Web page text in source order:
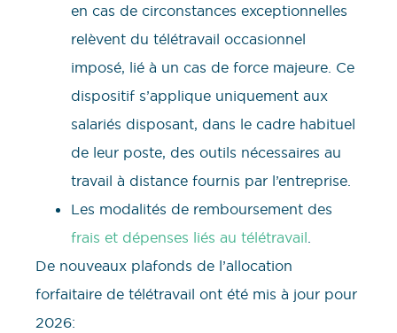
en cas de circonstances exceptionnelles
relèvent du télétravail occasionnel
imposé, lié à un cas de force majeure. Ce
dispositif s’applique uniquement aux
salariés disposant, dans le cadre habituel
de leur poste, des outils nécessaires au
travail à distance fournis par l’entreprise.
Les modalités de remboursement des
frais et dépenses liés au télétravail.
De nouveaux plafonds de l’allocation
forfaitaire de télétravail ont été mis à jour pour
2026: